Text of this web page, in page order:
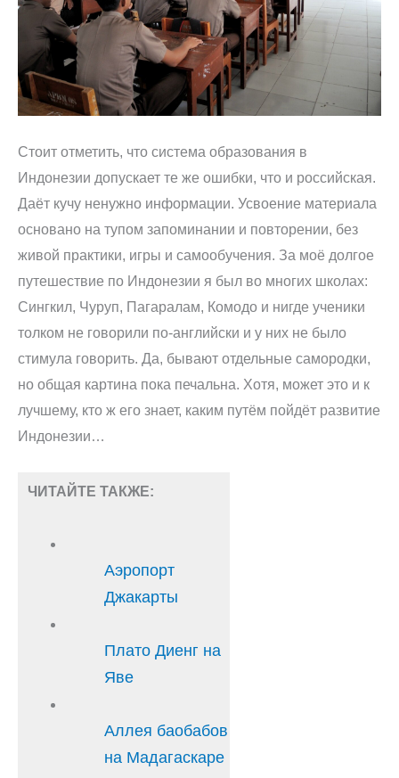
Стоит отметить, что система образования в
Индонезии допускает те же ошибки, что и российская.
Даёт кучу ненужно информации. Усвоение материала
основано на тупом запоминании и повторении, без
живой практики, игры и самообучения. За моё долгое
путешествие по Индонезии я был во многих школах:
Сингкил, Чуруп, Пагаралам, Комодо и нигде ученики
толком не говорили по-английски и у них не было
стимула говорить. Да, бывают отдельные самородки,
но общая картина пока печальна. Хотя, может это и к
лучшему, кто ж его знает, каким путём пойдёт развитие
Индонезии…
ЧИТАЙТЕ ТАКЖЕ:
Аэропорт
Джакарты
Плато Диенг на
Яве
Аллея баобабов
на Мадагаскаре